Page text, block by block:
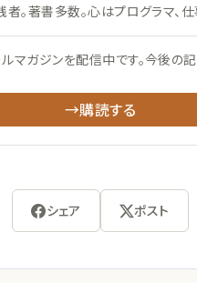
。著書多数。心はプログラマ、
マガジンを配信中です。今後の
→購読する
シェア ポスト